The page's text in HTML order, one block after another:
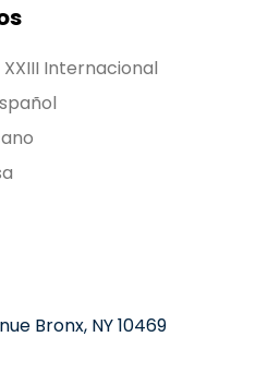
Internacional
Bronx, NY 10469